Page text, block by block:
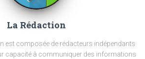
La Rédaction
est composée de rédacteurs indépendants
capacité à communiquer des informations